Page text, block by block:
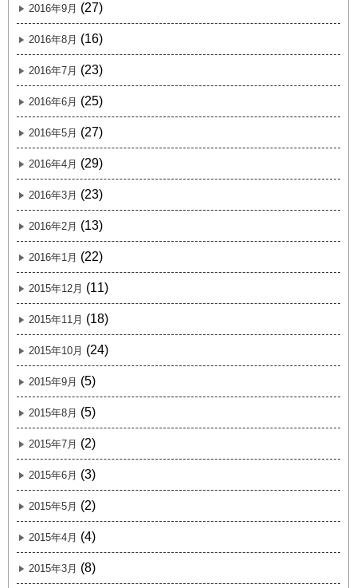
2016年9月 (27)
2016年8月 (16)
2016年7月 (23)
2016年6月 (25)
2016年5月 (27)
2016年4月 (29)
2016年3月 (23)
2016年2月 (13)
2016年1月 (22)
2015年12月 (11)
2015年11月 (18)
2015年10月 (24)
2015年9月 (5)
2015年8月 (5)
2015年7月 (2)
2015年6月 (3)
2015年5月 (2)
2015年4月 (4)
2015年3月 (8)